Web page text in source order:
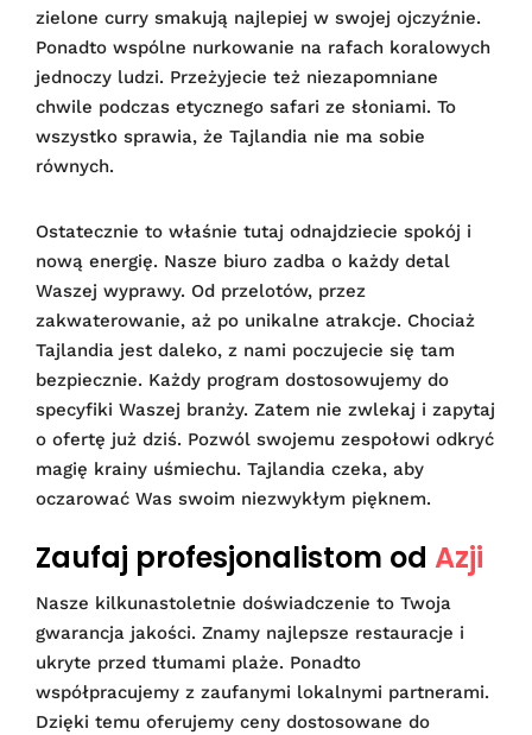
zielone curry smakują najlepiej w swojej ojczyźnie.
Ponadto wspólne nurkowanie na rafach koralowych
jednoczy ludzi. Przeżyjecie też niezapomniane
chwile podczas etycznego safari ze słoniami. To
wszystko sprawia, że Tajlandia nie ma sobie
równych.
Ostatecznie to właśnie tutaj odnajdziecie spokój i
nową energię. Nasze biuro zadba o każdy detal
Waszej wyprawy. Od przelotów, przez
zakwaterowanie, aż po unikalne atrakcje. Chociaż
Tajlandia jest daleko, z nami poczujecie się tam
bezpiecznie. Każdy program dostosowujemy do
specyfiki Waszej branży. Zatem nie zwlekaj i zapytaj
o ofertę już dziś. Pozwól swojemu zespołowi odkryć
magię krainy uśmiechu. Tajlandia czeka, aby
oczarować Was swoim niezwykłym pięknem.
Zaufaj profesjonalistom od Azji
Nasze kilkunastoletnie doświadczenie to Twoja
gwarancja jakości. Znamy najlepsze restauracje i
ukryte przed tłumami plaże. Ponadto
współpracujemy z zaufanymi lokalnymi partnerami.
Dzięki temu oferujemy ceny dostosowane do